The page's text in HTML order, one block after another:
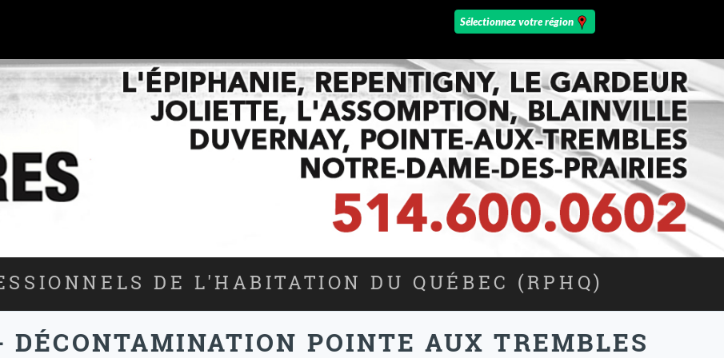
DE L'HABITATION DU QUÉBEC (RPHQ)
DÉCONTAMINATION POINTE AUX TREMBLES